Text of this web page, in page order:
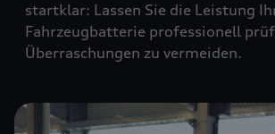
startklar: Lassen Sie die Leistung
Fahrzeugbatterie professionell
Überraschungen zu vermeiden.